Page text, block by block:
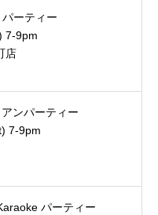
ーティー
7-9pm
店
ンパーティー
7-9pm
パーティー